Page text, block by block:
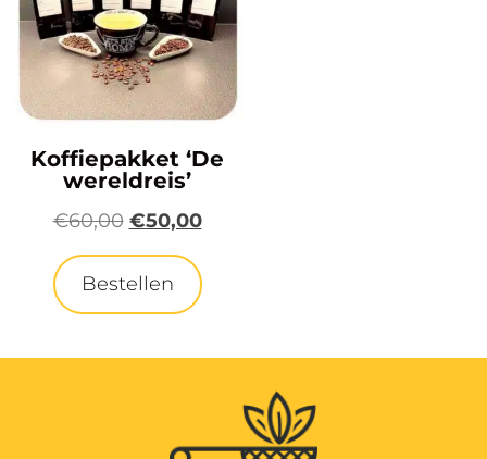
Koffiepakket ‘De
wereldreis’
€60,00 €50,00
Bestellen